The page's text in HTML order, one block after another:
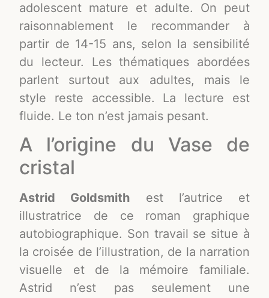
adolescent mature et adulte. On peut
raisonnablement le recommander à
partir de 14-15 ans, selon la sensibilité
du lecteur. Les thématiques abordées
parlent surtout aux adultes, mais le
style reste accessible. La lecture est
fluide. Le ton n’est jamais pesant.
A l’origine du Vase de
cristal
Astrid Goldsmith est l’autrice et
illustratrice de ce roman graphique
autobiographique. Son travail se situe à
la croisée de l’illustration, de la narration
visuelle et de la mémoire familiale.
Astrid n’est pas seulement une